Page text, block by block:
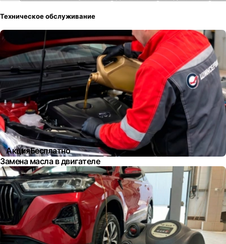
Техническое обслуживание
АкцияБесплатно
Замена масла в двигателе